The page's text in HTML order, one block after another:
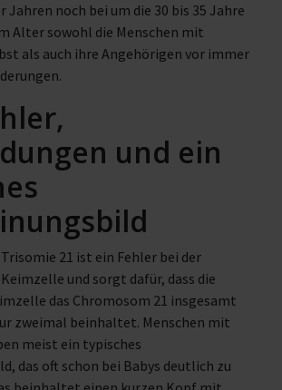
Jahren noch bei um die 30 bis 35 Jahre
Alter sowohl die Menschen mit
als auch ihre Angehörigen vor immer
und ein
21 ist ein Fehler bei der
und sorgt dafür, dass die
das Chromosom 21 insgesamt
zweimal beinhaltet. Menschen mit
meist ein typisches
das oft schon bei Babys deutlich zu